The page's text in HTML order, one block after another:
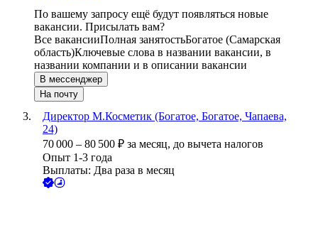
По вашему запросу ещё будут появляться новые
вакансии. Присылать вам?
Все вакансииПолная занятостьБогатое (Самарская
область)Ключевые слова в названии вакансии, в
названии компании и в описании вакансии
В мессенджер
На почту
Директор М.Косметик (Богатое, Богатое, Чапаева,
24)
70 000 – 80 500 ₽ за месяц, до вычета налогов
Опыт 1-3 года
Выплаты: Два раза в месяц